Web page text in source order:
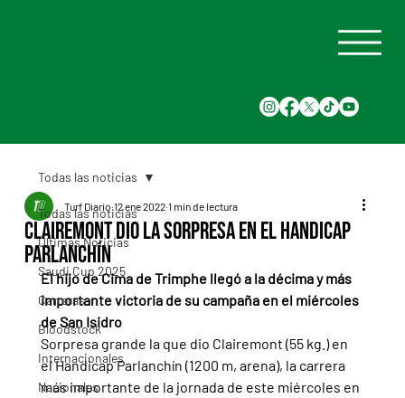
Todas las noticias
Últimas Noticias
Saudi Cup 2025
Carreras
Bloodstock
Internacionales
Nacionales
Todas las noticias
Clairemont dio la sorpresa en el Handicap
Parlanchín
Turf Diario 12 ene 2022 1 min de lectura
El hijo de Cima de Trimphe llegó a la décima y más
importante victoria de su campaña en el miércoles
de San Isidro
Sorpresa grande la que dio Clairemont (55 kg.) en
el Handicap Parlanchín (1200 m, arena), la carrera
más importante de la jornada de este miércoles en